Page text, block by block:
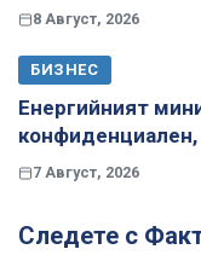
8 Август, 2026
БИЗНЕС
Енергийният
7 Август, 2026
Следете с